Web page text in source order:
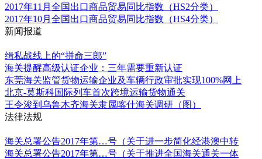
2017年11月全国出口商品贸易同比指数（HS2分类）
2017年10月全国出口商品贸易同比指数（HS4分类）
新闻报道
缉私战线上的“拼命三郎”
海关提醒高级认证企业：三年需要重新认证
东莞海关监管货物运输企业及车辆行政审批实现100%网上
北京-莫斯科国际列车首次跨境运输货物通关
王令浚到乌鲁木齐海关隶属喀什海关调研（图）
法律法规
海关总署公告2017年第…号（关于进一步简化经港澳中转
海关总署公告2017年第…号（关于推进全国海关通关一体